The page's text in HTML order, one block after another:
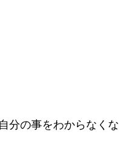
分の事をわからなくな